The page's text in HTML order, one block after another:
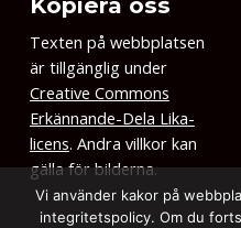
Texten på webbplatsen
är tillgänglig under
Creative Commons
Erkännande-Dela Lika-
licens. Andra villkor kan
gälla för bilderna.
Vi använder kakor på
integritetspolicy. Om du